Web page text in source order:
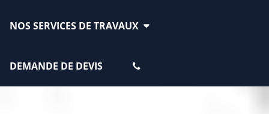
NOS SERVICES DE TRAVAUX
DEMANDE DE DEVIS